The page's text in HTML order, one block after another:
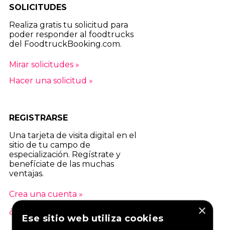
SOLICITUDES
Realiza gratis tu solicitud para
poder responder al foodtrucks
del FoodtruckBooking.com.
Mirar solicitudes »
Hacer una solicitud »
REGISTRARSE
Una tarjeta de visita digital en el
sitio de tu campo de
especialización. Regístrate y
benefíciate de las muchas
ventajas.
Crea una cuenta »
¿Cuáles son las ventajas? »
×
Ese sitio web utiliza cookies